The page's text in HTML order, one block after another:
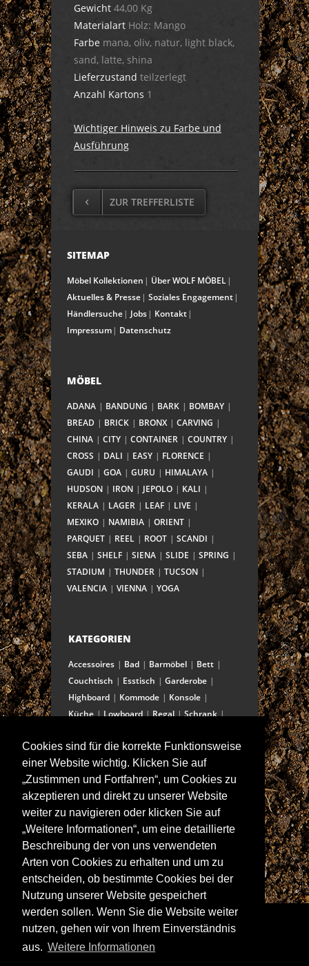
Cookies sind für die korrekte Funktionsweise
einer Website wichtig. Klicken Sie auf
„Zustimmen und Fortfahren“, um Cookies zu
akzeptieren und direkt zu unserer Website
weiter zu navigieren oder klicken Sie auf
„Weitere Informationen“, um eine detaillierte
Beschreibung der von uns verwendeten
Arten von Cookies zu erhalten und um zu
entscheiden, ob bestimmte Cookies bei der
Nutzung unserer Website gespeichert
werden sollen. Wenn Sie die Website weiter
nutzen, gehen wir von Ihrem Einverständnis
aus. Weitere Informationen
Gewicht 44,00 Kg
Materialart Holz: Mango
Farbe mana, oliv, natur, light black,
sand, latte, shina
Lieferzustand teilzerlegt
Anzahl Kartons 1
Wichtiger Hinweis zu Farbe und
Ausführung
ZUR TREFFERLISTE
SITEMAP
Möbel Kollektionen
Über WOLF MÖBEL
Aktuelles & Presse
Soziales Engagement
Händlersuche
Jobs
Kontakt
Impressum
Datenschutz
MÖBEL
ADANA BANDUNG BARK
BOMBAY
BREAD
BRICK BRONX
CARVING
CHINA
CITY CONTAINER
COUNTRY
CROSS
DALI EASY
FLORENCE
GAUDI
GOA GURU
HIMALAYA
HUDSON
IRON JEPOLO
KALI
KERALA
LAGER LEAF
LIVE
MEXIKO
NAMIBIA
ORIENT
PARQUET
REEL ROOT
SCANDI
SEBA
SHELF SIENA SLIDE
SPRING
STADIUM
THUNDER
TUCSON
VALENCIA
VIENNA YOGA
KATEGORIEN
Accessoires Bad Barmöbel
Bett
Couchtisch
Esstisch
Garderobe
Highboard
Kommode
Konsole
Küche
Lowboard Regal
Schrank
Stuhl/Bank
Truhe
Vitrine
Wohnwand
ANSCHRIFT
Spitalstraße 15
D-97421 Schweinfurt
Tel +49-9721 60555-60
Fax +49-9721 60555-99
E-Mail: info@wolf-moebel.de